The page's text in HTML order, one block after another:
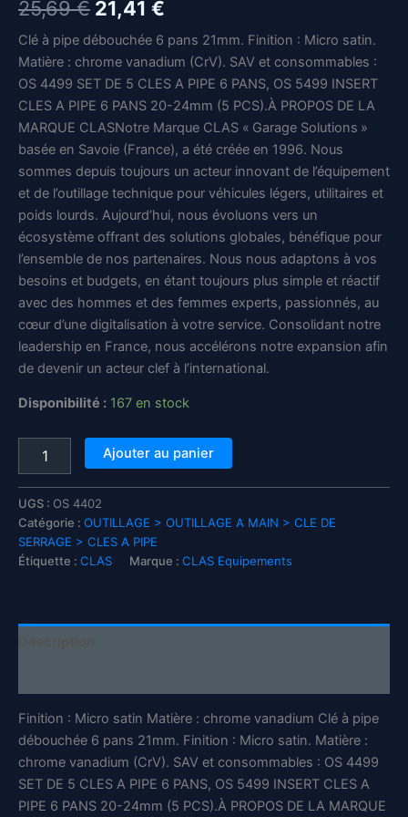
25,69€ Le
prix
initial
était :
25,69 €.
21,41 €
prix
actuel
est :
21,41 €.
Clé à pipe débouchée 6 pans 21mm. Finition : Micro satin.
Matière : chrome vanadium (CrV). SAV et consommables :
OS 4499 SET DE 5 CLES A PIPE 6 PANS, OS 5499 INSERT
CLES A PIPE 6 PANS 20-24mm (5 PCS).À PROPOS DE LA
MARQUE CLASNotre Marque CLAS « Garage Solutions »
basée en Savoie (France), a été créée en 1996. Nous
sommes depuis toujours un acteur innovant de l’équipement
et de l’outillage technique pour véhicules légers, utilitaires et
poids lourds. Aujourd’hui, nous évoluons vers un
écosystème offrant des solutions globales, bénéfique pour
l’ensemble de nos partenaires. Nous nous adaptons à vos
besoins et budgets, en étant toujours plus simple et réactif
avec des hommes et des femmes experts, passionnés, au
cœur d’une digitalisation à votre service. Consolidant notre
leadership en France, nous accélérons notre expansion afin
de devenir un acteur clef à l’international.
Disponibilité : 167 en stock
à
pipe
6
pans
21mm
OS
Ajouter au panier
UGS : OS 4402
Catégorie : OUTILLAGE > OUTILLAGE A MAIN > CLE DE
SERRAGE > CLES A PIPE
Étiquette : CLAS Marque : CLAS Equipements
Finition : Micro satin Matière : chrome vanadium Clé à pipe
débouchée 6 pans 21mm. Finition : Micro satin. Matière :
chrome vanadium (CrV). SAV et consommables : OS 4499
SET DE 5 CLES A PIPE 6 PANS, OS 5499 INSERT CLES A
PIPE 6 PANS 20-24mm (5 PCS).À PROPOS DE LA MARQUE